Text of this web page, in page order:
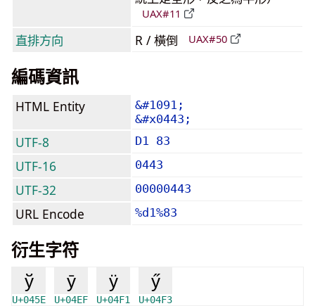
UAX#11
直排方向 R / 橫倒 UAX#50
編碼資訊
HTML Entity
&#1091;
&#x0443;
UTF-8 D1 83
UTF-16 0443
UTF-32 00000443
URL Encode %d1%83
衍生字符
ў
U+045E
ӯ
U+04EF
ӱ
U+04F1
ӳ
U+04F3